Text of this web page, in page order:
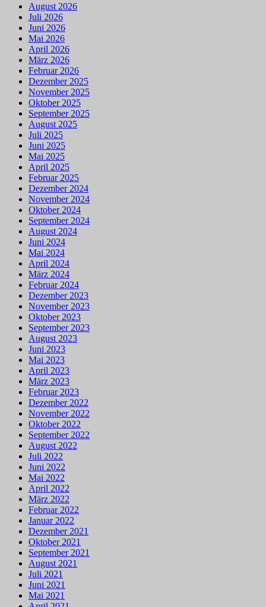
August 2026
Juli 2026
Juni 2026
Mai 2026
April 2026
März 2026
Februar 2026
Dezember 2025
November 2025
Oktober 2025
September 2025
August 2025
Juli 2025
Juni 2025
Mai 2025
April 2025
Februar 2025
Dezember 2024
November 2024
Oktober 2024
September 2024
August 2024
Juni 2024
Mai 2024
April 2024
März 2024
Februar 2024
Dezember 2023
November 2023
Oktober 2023
September 2023
August 2023
Juni 2023
Mai 2023
April 2023
März 2023
Februar 2023
Dezember 2022
November 2022
Oktober 2022
September 2022
August 2022
Juli 2022
Juni 2022
Mai 2022
April 2022
März 2022
Februar 2022
Januar 2022
Dezember 2021
Oktober 2021
September 2021
August 2021
Juli 2021
Juni 2021
Mai 2021